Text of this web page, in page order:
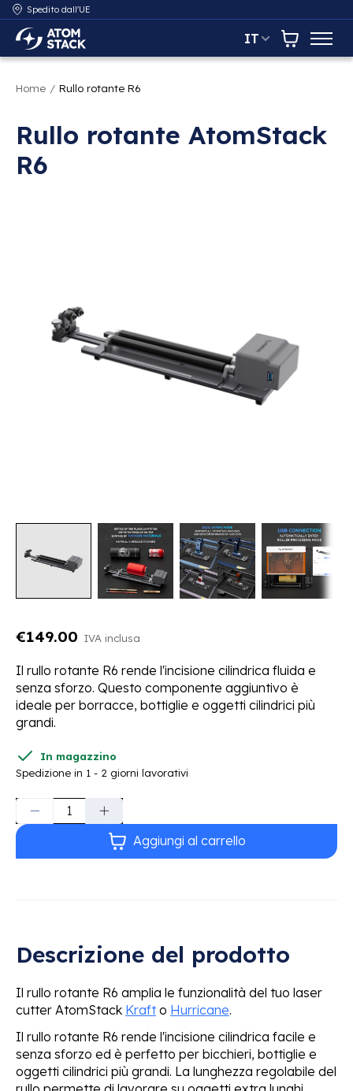
Spedito dall'UE
AtomStack Europe IT Carrello
Home / Rullo rotante R6
Rullo rotante AtomStack
R6
€149.00 IVA inclusa
Il rullo rotante R6 rende l'incisione cilindrica fluida e
senza sforzo. Questo componente aggiuntivo è
ideale per borracce, bottiglie e oggetti cilindrici più
grandi.
In magazzino
Spedizione in 1 - 2 giorni lavorativi
Quantità:
Aggiungi al carrello
Descrizione del prodotto
Il rullo rotante R6 amplia le funzionalità del tuo laser
cutter AtomStack Krafto Hurricane.
Il rullo rotante R6 rende l'incisione cilindrica facile e
senza sforzo ed è perfetto per bicchieri, bottiglie e
oggetti cilindrici più grandi. La lunghezza regolabile del